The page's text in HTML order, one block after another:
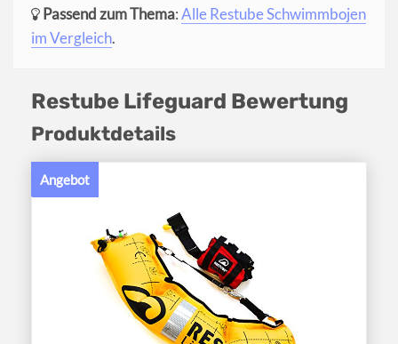
Passend zum Thema:Alle Restube Schwimmbojen
im Vergleich.
Restube Lifeguard Bewertung
Produktdetails
Angebot